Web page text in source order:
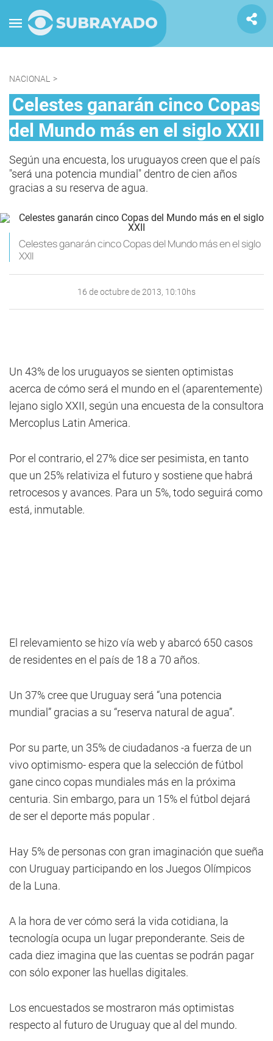
NACIONAL >
Celestes ganarán cinco Copas
del Mundo más en el siglo XXII
Según una encuesta, los uruguayos creen que el país
"será una potencia mundial" dentro de cien años
gracias a su reserva de agua.
Celestes ganarán cinco Copas del Mundo más en el siglo
XXII
16 de octubre de 2013, 10:10hs
Un 43% de los uruguayos se sienten optimistas
acerca de cómo será el mundo en el (aparentemente)
lejano siglo XXII, según una encuesta de la consultora
Mercoplus Latin America.
Por el contrario, el 27% dice ser pesimista, en tanto
que un 25% relativiza el futuro y sostiene que habrá
retrocesos y avances. Para un 5%, todo seguirá como
está, inmutable.
El relevamiento se hizo vía web y abarcó 650 casos
de residentes en el país de 18 a 70 años.
Un 37% cree que Uruguay será “una potencia
mundial” gracias a su “reserva natural de agua”.
Por su parte, un 35% de ciudadanos -a fuerza de un
vivo optimismo- espera que la selección de fútbol
gane cinco copas mundiales más en la próxima
centuria. Sin embargo, para un 15% el fútbol dejará
de ser el deporte más popular .
Hay 5% de personas con gran imaginación que sueña
con Uruguay participando en los Juegos Olímpicos
de la Luna.
A la hora de ver cómo será la vida cotidiana, la
tecnología ocupa un lugar preponderante. Seis de
cada diez imagina que las cuentas se podrán pagar
con sólo exponer las huellas digitales.
Los encuestados se mostraron más optimistas
respecto al futuro de Uruguay que al del mundo.